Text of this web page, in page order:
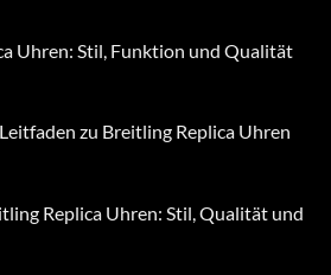
Uhren: Stil, Funktion und Qualität
zu Breitling Replica Uhren
Replica Uhren: Stil, Qualität und